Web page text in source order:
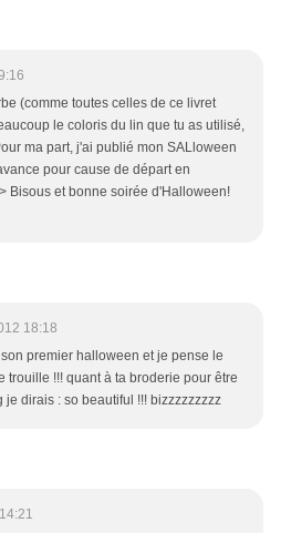
(comme toutes celles de ce livret
le coloris du lin que tu as utilisé,
ma part, j'ai publié mon SALloween
pour cause de départ en
Bisous et bonne soirée d'Halloween!
18:18
premier halloween et je pense le
trouille !!! quant à ta broderie pour être
je dirais : so beautiful !!! bizzzzzzzzz